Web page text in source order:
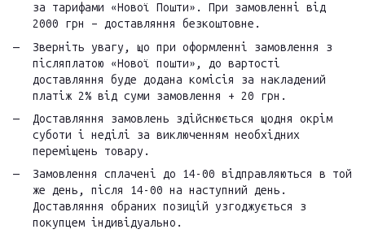
за тарифами «Нової Пошти». При замовленні від
2000 грн – доставляння безкоштовне.
Зверніть увагу, що при оформленні замовлення з
післяплатою «Нової пошти», до вартості
доставляння буде додана комісія за накладений
платіж 2% від суми замовлення + 20 грн.
Доставляння замовлень здійснюється щодня окрім
суботи і неділі за виключенням необхідних
переміщень товару.
Замовлення сплачені до 14-00 відправляються в той
же день, після 14-00 на наступний день.
Доставляння обраних позицій узгоджується з
покупцем індивідуально.